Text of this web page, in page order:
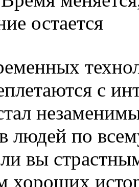
с
людей по
ли вы
хороших